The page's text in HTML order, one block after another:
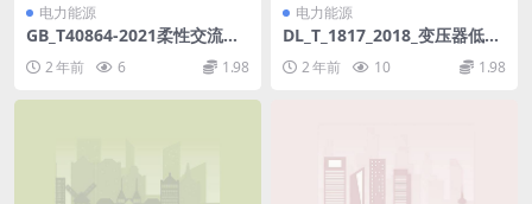
电力能源
GB_T40864-2021柔性交流输
电设备接入电网继电保护技术
要求(3.54MB)pdf
2 年前 6 1.98
电力能源
DL_T_1817_2018_变压器低压
侧用绝缘铜管母使用技术条件.
pdf2 年前 10 1.98